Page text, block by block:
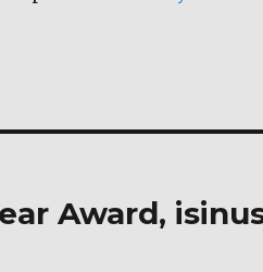
Award,